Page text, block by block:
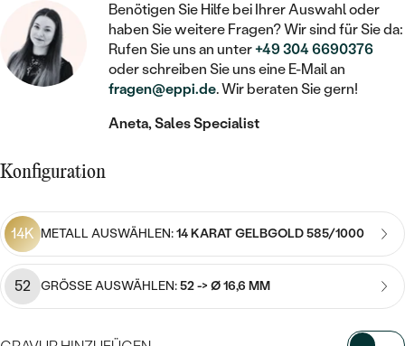
NACH PREIS
GÜNSTIG
LUXURIÖSE
FARBIGE DIAMANTEN ZUM EINFASSEN
NACH EDELSTEIN
MIT DIAMANT
MIT LAB GROWN DIAMANT
MIT MOISSANIT
MIT FARBIGEN DIAMANTEN
MIT SCHWARZEN DIAMANTEN
BROSCHEN
SCHMUCKZUBEHÖR
NACH MATERIAL
PLATIN
NACH STEIN
DIAMANTSCHMUCK
NACH STEIN
MIT DIAMANT
MIT EDELSTEIN
PERLENOHRRINGE
NACH PREIS
PREISWERTE
KETTEN
HERZKETTEN
MIT TIEREN
MIT EDELSTEIN
PERLENKETTEN
NACH PREIS
PERSONALISIERT
NACH EDELSTEIN
MIT DIAMANT
MIT EDELSTEIN
PERLENRINGE
NACH PREIS
PREISWERTE
Benötigen Sie Hilfe bei Ihrer Auswahl oder
haben Sie weitere Fragen? Wir sind für Sie da:
Rufen Sie uns an unter+49 304 6690376
oder schreiben Sie uns eine E-Mail an
fragen@eppi.de. Wir beraten Sie gern!
Aneta, Sales Specialist
Konfiguration
14K METALL AUSWÄHLEN:14 KARAT GELBGOLD 585/1000
52 GRÖSSE AUSWÄHLEN:52 -> Ø 16,6 MM